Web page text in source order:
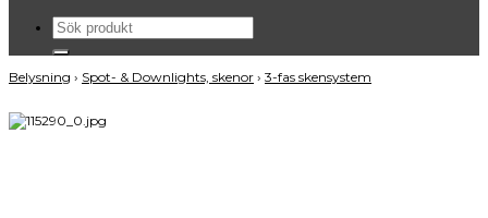
Sök
efter:
Belysning › Spot- & Downlights, skenor › 3-fas skensystem